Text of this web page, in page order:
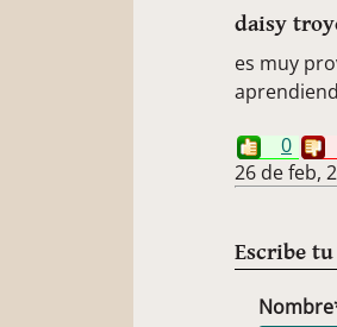
daisy
es muy
0
26 de feb,
Escribe